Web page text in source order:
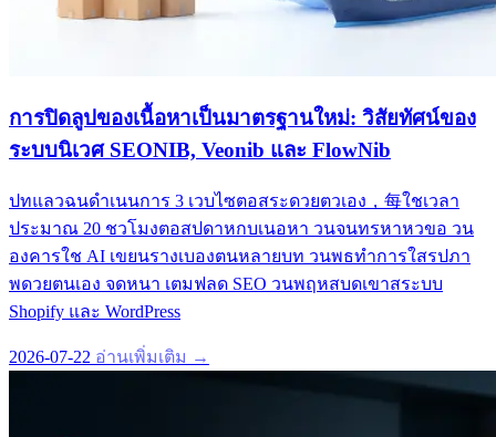
การปิดลูปของเนื้อหาเป็นมาตรฐานใหม่: วิสัยทัศน์ของ
ระบบนิเวศ SEONIB, Veonib และ FlowNib
ปทแลวฉนดำเนนการ 3 เวบไซตอสระดวยตวเอง，每ใชเวลา
ประมาณ 20 ชวโมงตอสปดาหกบเนอหา วนจนทรหาหวขอ วน
องคารใช AI เขยนรางเบองตนหลายบท วนพธทำการใสรปภา
พดวยตนเอง จดหนา เตมฟลด SEO วนพฤหสบดเขาสระบบ
Shopify และ WordPress
2026-07-22 อ่านเพิ่มเติม →